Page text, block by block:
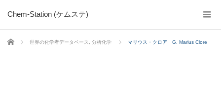
Chem-Station (ケムステ)
ホーム 世界の化学者データベース 分析化学 マリウス・クロア G. Marius Clore